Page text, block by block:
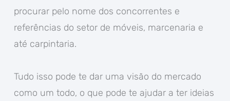
procurar pelo nome dos concorrentes e
referências do setor de móveis, marcenaria e
até carpintaria.
Tudo isso pode te dar uma visão do mercado
como um todo, o que pode te ajudar a ter ideias